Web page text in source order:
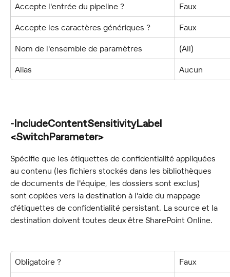
Accepte l'entrée du pipeline ? Faux
Accepte les caractères génériques ? Faux
Nom de l'ensemble de paramètres (All)
Alias Aucun
-IncludeContentSensitivityLabel
<SwitchParameter>
Spécifie que les étiquettes de confidentialité appliquées
au contenu (les fichiers stockés dans les bibliothèques
de documents de l'équipe, les dossiers sont exclus)
sont copiées vers la destination à l'aide du mappage
d'étiquettes de confidentialité persistant. La source et la
destination doivent toutes deux être SharePoint Online.
Obligatoire ? Faux